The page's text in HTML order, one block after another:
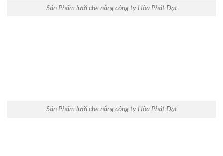
Sản Phẩm lưới che nắng công ty Hòa Phát Đạt
Sản Phẩm lưới che nắng công ty Hòa Phát Đạt